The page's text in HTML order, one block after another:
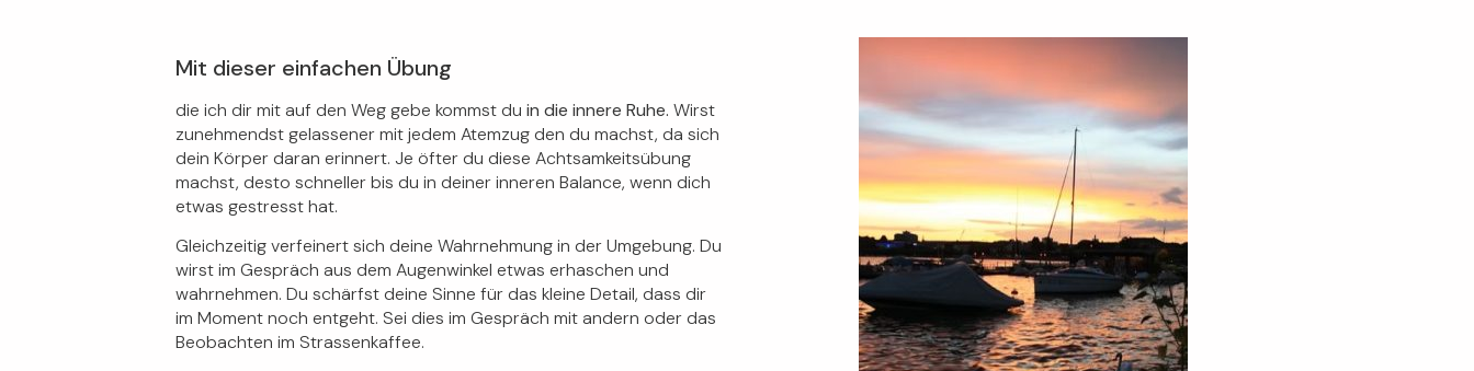
Mit dieser einfachen Übung
die ich dir mit auf den Weg gebe kommst du in die innere Ruhe. Wirst
zunehmendstgelassenermit jedem Atemzug den du machst, da sich
dein Körper daran erinnert. Je öfter du diese Achtsamkeitsübung
machst, desto schnellerbis du in deiner inneren Balance, wenn dich
etwas gestresst hat.
Gleichzeitig verfeinert sich deine Wahrnehmungin der Umgebung. Du
wirst im Gespräch aus dem Augenwinkel etwas erhaschen und
wahrnehmen. Du schärfst deine Sinne für das kleine Detail, dass dir
im Moment noch entgeht. Sei dies im Gespräch mit andern oder das
Beobachten im Strassenkaffee.